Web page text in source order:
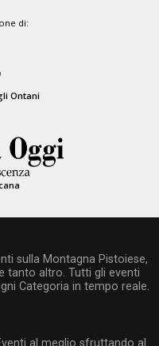
di:
Ontani
sulla Montagna Pistoiese,
tanto altro. Tutti gli eventi
Categoria in tempo reale.
al meglio sfruttando al